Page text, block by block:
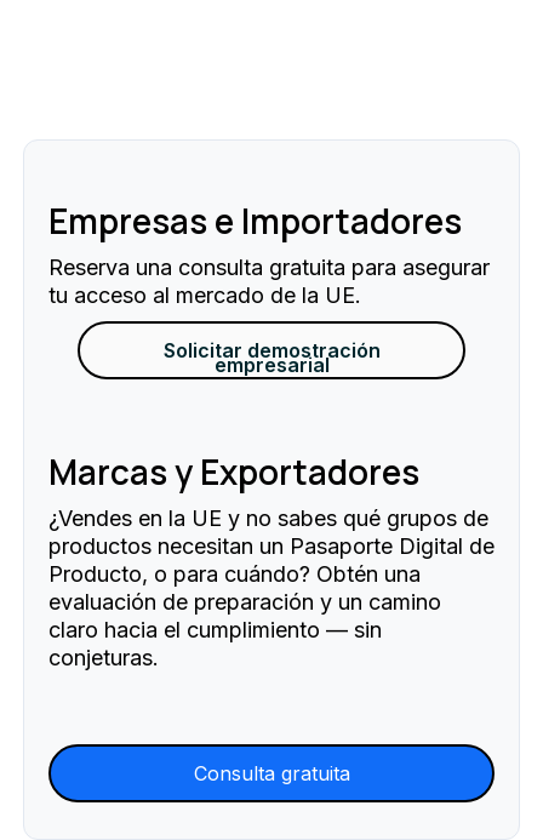
Empresas e Importadores
Reserva una consulta gratuita para asegurar
tu acceso al mercado de la UE.
Solicitar demostración
empresarial
Marcas y Exportadores
¿Vendes en la UE y no sabes qué grupos de
productos necesitan un Pasaporte Digital de
Producto, o para cuándo? Obtén una
evaluación de preparación y un camino
claro hacia el cumplimiento — sin
conjeturas.
Consulta gratuita